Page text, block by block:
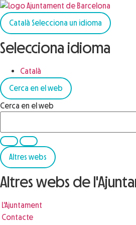
Català Selecciona un idioma
Selecciona idioma
Català
Cerca en el web
Cerca en el web
Altres webs
Altres webs de
L'Ajuntament
Contacte